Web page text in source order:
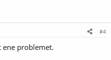
#4
problemet.